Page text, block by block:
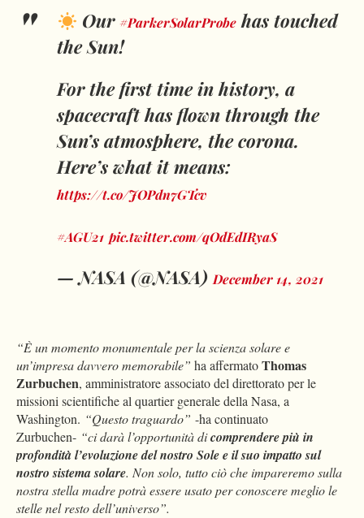
Our#ParkerSolarProbe has touched
the Sun!
For the first time in history, a
spacecraft has flown through the
Sun’s atmosphere, the corona.
Here’s what it means:
https://t.co/JOPdn7GTcv
#AGU21 pic.twitter.com/qOdEdIRyaS
— NASA (@NASA)December 14, 2021
“È un momento monumentale per la scienza solare e
un’impresa davvero memorabile” ha affermatoThomas
Zurbuchen, amministratore associato del direttorato per le
missioni scientifiche al quartier generale della Nasa, a
Washington. “Questo traguardo” -ha continuato
Zurbuchen- “ci darà l’opportunità dicomprendere più in
profondità l’evoluzione del nostro Sole e il suo impatto sul
nostro sistema solare. Non solo, tutto ciò che impareremo sulla
nostra stella madre potrà essere usato per conoscere meglio le
stelle nel resto dell’universo”.